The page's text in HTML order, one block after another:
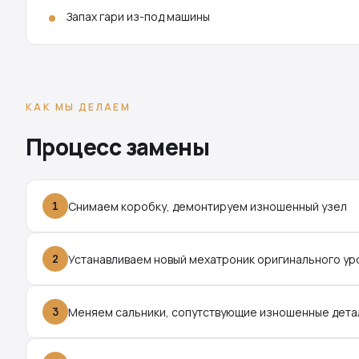
Запах гари из-под машины
КАК МЫ ДЕЛАЕМ
Процесс замены
1 Снимаем коробку, демонтируем изношенный узел
2 Устанавливаем новый мехатроник оригинального
3 Меняем сальники, сопутствующие изношенные